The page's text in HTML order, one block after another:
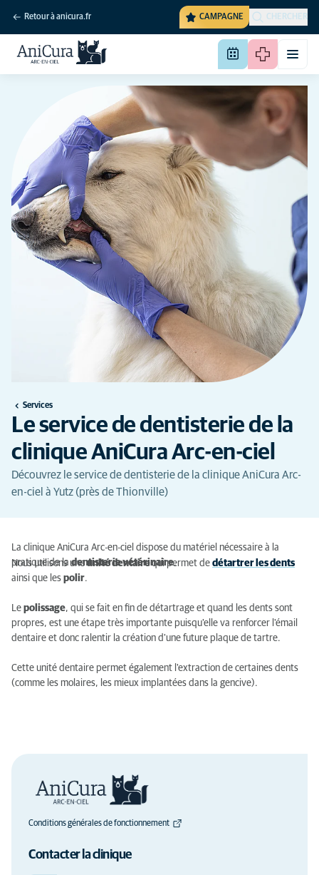
Retour à anicura.fr CAMPAGNE CHERCHER
Services
Le service de dentisterie de la
clinique AniCura Arc-en-ciel
Découvrez le service de dentisterie de la clinique AniCura Arc-
en-ciel à Yutz (près de Thionville)
La clinique AniCura Arc-en-ciel dispose du matériel nécessaire à la
pratique de ladentisterie vétérinaire.
Nous utilisons uneunité dentairequi permet de détartrer les dents
ainsi que les polir.
Le polissage, qui se fait en fin de détartrage et quand les dents sont
propres, est une étape très importante puisqu'elle va renforcer l'émail
dentaire et donc ralentir la création d'une future plaque de tartre.
Cette unité dentaire permet également l'extraction de certaines dents
(comme les molaires, les mieux implantées dans la gencive).
Conditions générales de fonctionnement
Contacter la clinique